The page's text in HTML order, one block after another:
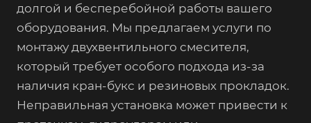
долгой и бесперебойной работы вашего
оборудования. Мы предлагаем услуги по
монтажу двухвентильного смесителя,
который требует особого подхода из-за
наличия кран-букс и резиновых прокладок.
Неправильная установка может привести к